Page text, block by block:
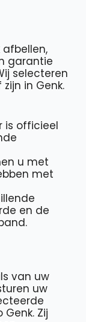
afbellen,
garantie
selecteren
in Genk.
is officieel
u met
met
en de
van uw
uw
Zij